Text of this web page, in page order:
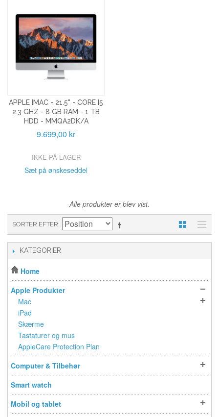
APPLE IMAC - 21.5" - CORE I5
2.3 GHZ - 8 GB RAM - 1 TB
HDD - MMQA2DK/A
9.699,00 kr
IKKE PÅ LAGER
Sæt på ønskeseddel
Alle produkter er blev vist.
SORTER EFTER
KATEGORIER
Home
Apple Produkter
Mac
iPad
Skærme
Tastaturer og mus
AppleCare Protection Plan
Computer & Tilbehør
Smart watch
Mobil og tablet